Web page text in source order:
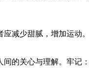
减少甜腻，增加运动
的关心与理解。牢记